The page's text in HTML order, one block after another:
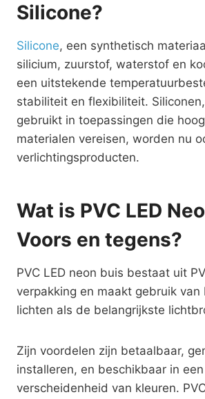
Silicone?
Silicone, een synthetisch
silicium, zuurstof, waterstof en
een uitstekende
stabiliteit en flexibiliteit.
gebruikt in toepassingen die
materialen vereisen, worden nu
verlichtingsproducten.
Wat is PVC LED
Voors en tegens?
PVC LED neon buis bestaat uit
verpakking en maakt gebruik van
lichten als de belangrijkste
Zijn voordelen zijn betaalbaar,
installeren, en beschikbaar in een
verscheidenheid van kleuren.